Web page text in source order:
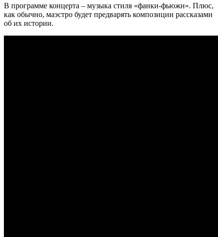
В программе концерта – музыка стиля «фанки-фьюжн». Плюс,
как обычно, маэстро будет предварять композиции рассказами
об их истории.